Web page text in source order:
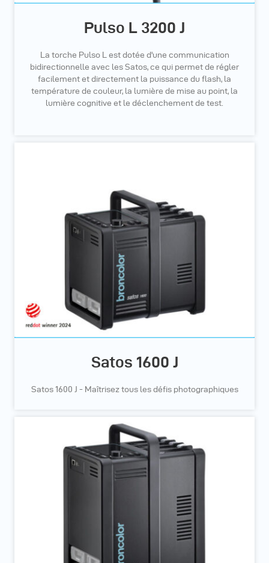
Pulso L 3200 J
La torche Pulso L est dotée d'une communication
bidirectionnelle avec les Satos, ce qui permet de régler
facilement et directement la puissance du flash, la
température de couleur, la lumière de mise au point, la
lumière cognitive et le déclenchement de test.
Satos 1600 J
Satos 1600 J - Maîtrisez tous les défis photographiques